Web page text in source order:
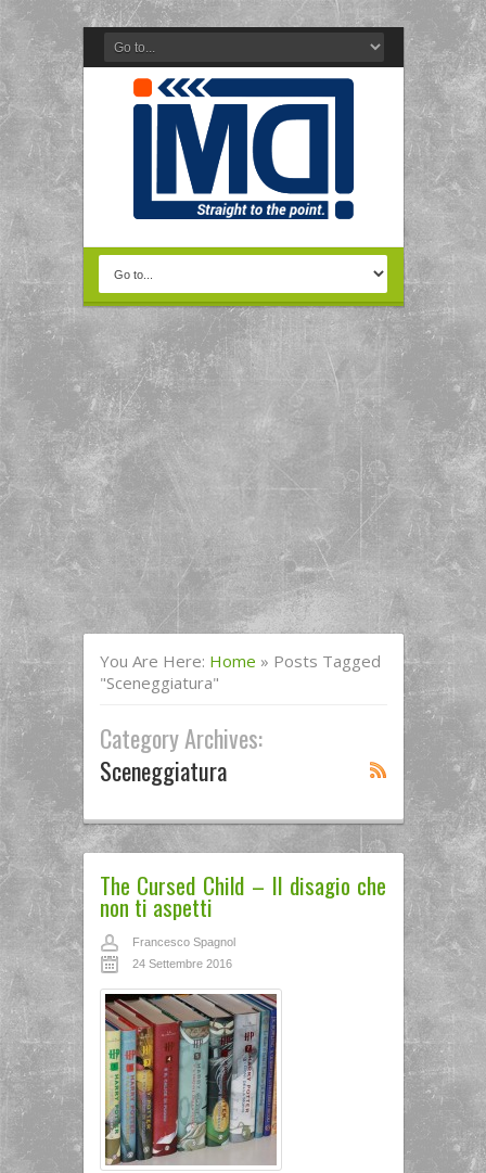
You Are Here: Home » Posts Tagged
"sceneggiatura"
Category Archives:
Sceneggiatura
The Cursed Child – Il disagio che
non ti aspetti
Francesco Spagnol
24 Settembre 2016